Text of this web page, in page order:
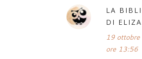
LA
DI ELIZA
19
ore 13:56